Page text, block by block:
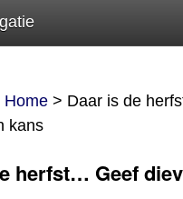
Home > Daar is de
kans
herfst… Geef